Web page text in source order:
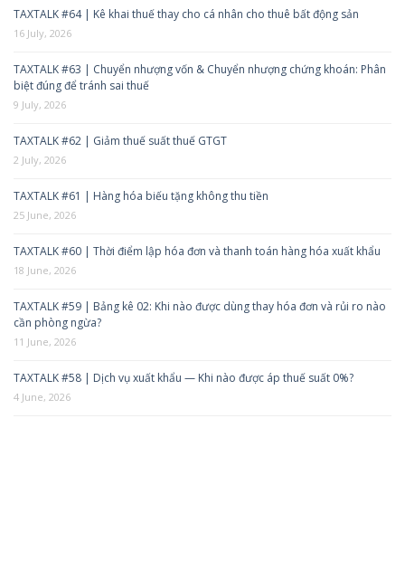
TAXTALK #64 | Kê khai thuế thay cho cá nhân cho thuê bất động sản
16 July, 2026
TAXTALK #63 | Chuyển nhượng vốn & Chuyển nhượng chứng khoán: Phân
biệt đúng để tránh sai thuế
9 July, 2026
TAXTALK #62 | Giảm thuế suất thuế GTGT
2 July, 2026
TAXTALK #61 | Hàng hóa biếu tặng không thu tiền
25 June, 2026
TAXTALK #60 | Thời điểm lập hóa đơn và thanh toán hàng hóa xuất khẩu
18 June, 2026
TAXTALK #59 | Bảng kê 02: Khi nào được dùng thay hóa đơn và rủi ro nào
cần phòng ngừa?
11 June, 2026
TAXTALK #58 | Dịch vụ xuất khẩu — Khi nào được áp thuế suất 0%?
4 June, 2026